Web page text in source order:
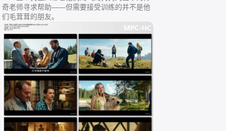
奇老师寻求帮助——但需要接受训练的并不是他
们毛茸茸的朋友。